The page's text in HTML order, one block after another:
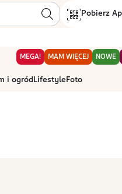
Pobierz
MEGA! MAM WIĘCEJ NOWE
i ogród Lifestyle Foto